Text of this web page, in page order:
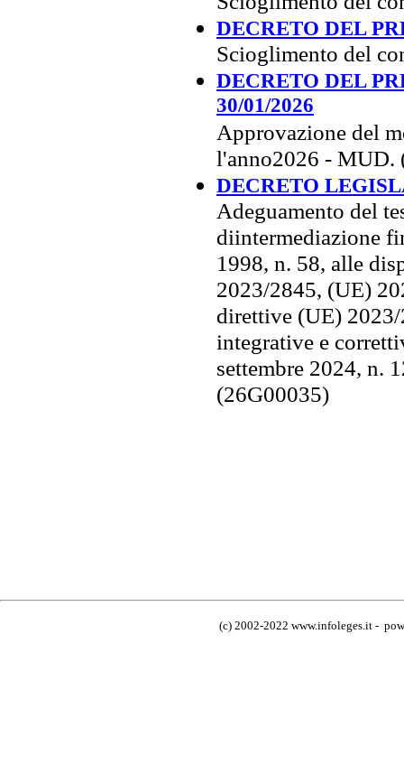
DECRETO DEL
Scioglimento del
DECRETO DEL
30/01/2026
Approvazione del
l'anno2026 - MUD.
DECRETO
Adeguamento del
diintermediazione
1998, n. 58, alle
2023/2845, (UE)
direttive (UE)
integrative e
settembre 2024, n.
(26G00035)
(c) 2002-2022 www.infoleges.it -